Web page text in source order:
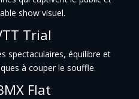
show visuel.
Trial
spectaculaires, équilibre et
à couper le souffle.
Flat